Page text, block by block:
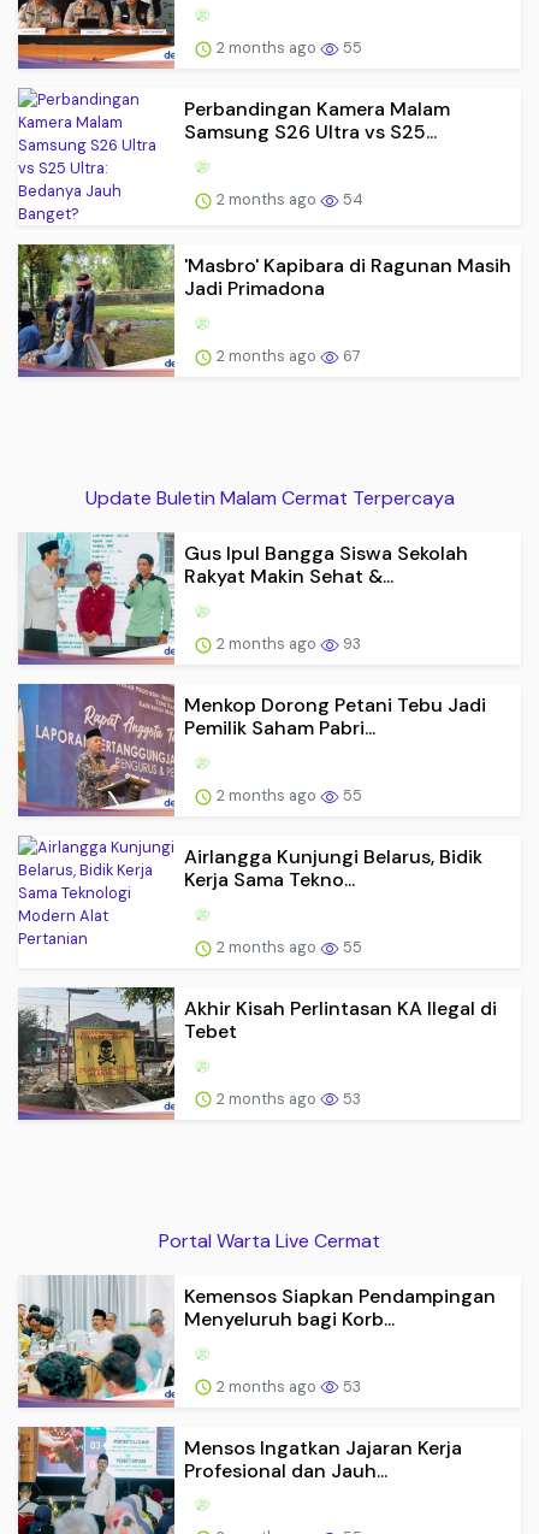
2 months ago 55
Perbandingan Kamera Malam
Samsung S26 Ultra vs S25...
2 months ago 54
'Masbro' Kapibara di Ragunan Masih
Jadi Primadona
2 months ago 67
Update Buletin Malam Cermat Terpercaya
Gus Ipul Bangga Siswa Sekolah
Rakyat Makin Sehat &...
2 months ago 93
Menkop Dorong Petani Tebu Jadi
Pemilik Saham Pabri...
2 months ago 55
Airlangga Kunjungi Belarus, Bidik
Kerja Sama Tekno...
2 months ago 55
Akhir Kisah Perlintasan KA Ilegal di
Tebet
2 months ago 53
Portal Warta Live Cermat
Kemensos Siapkan Pendampingan
Menyeluruh bagi Korb...
2 months ago 53
Mensos Ingatkan Jajaran Kerja
Profesional dan Jauh...